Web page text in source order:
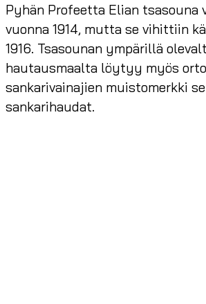
Pyhän Profeetta Elian tsasouna
vuonna 1914, mutta se vihittiin
1916. Tsasounan ympärillä
hautausmaalta löytyy myös
sankarivainajien muistomerkki
sankarihaudat.